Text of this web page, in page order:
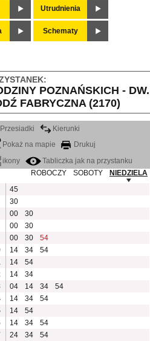
Utrudnienia
Schematy
POZNAŃSKICH - DW.
FABRYCZNA (2170)
Przesiadki
Kierunki
Pokaż na mapie
Drukuj
ikony
Tabliczka jak na przystanku
ROBOCZY
SOBOTY
NIEDZIELA
45
30
00
30
00
30
00 30
54
14 34
54
14
54
14
34
04 14 34
54
14 34
54
14
54
14 34
54
24 34 54